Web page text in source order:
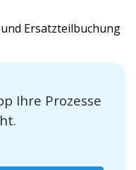
und Ersatzteilbuchung
Ihre Prozesse